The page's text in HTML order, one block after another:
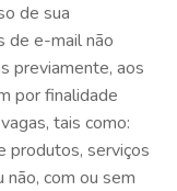
de sua
de e-mail não
previamente, aos
por finalidade
tais como:
produtos, serviços
não, com ou sem